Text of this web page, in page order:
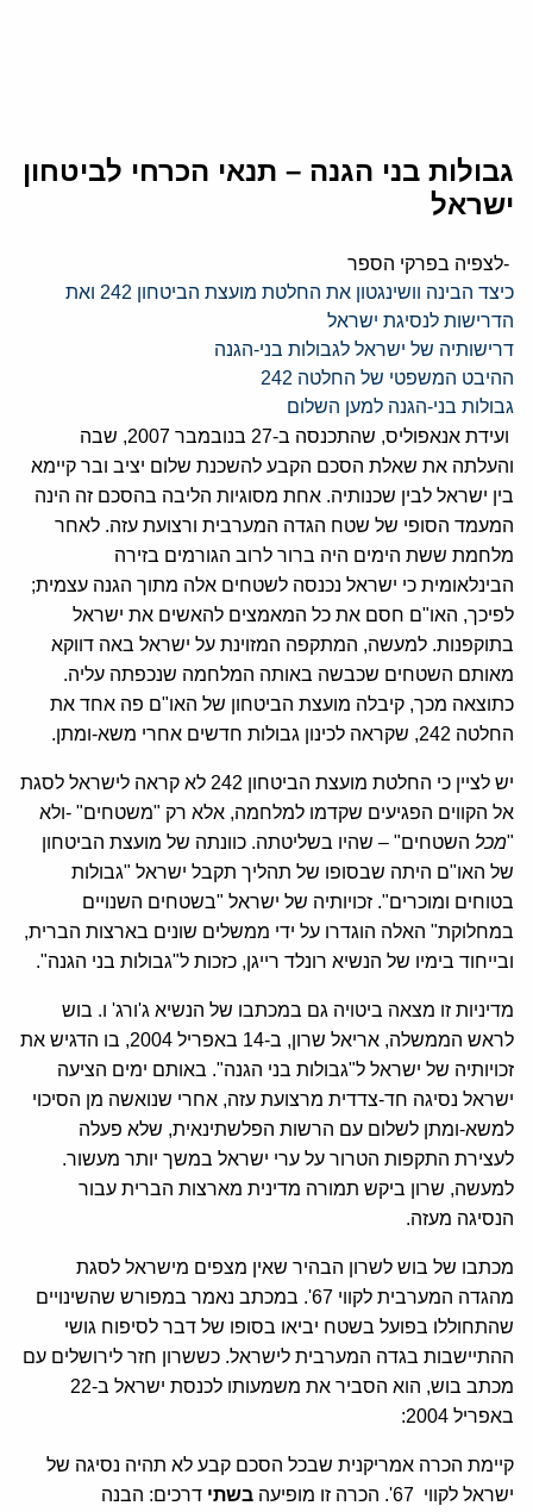
גבולות בני הגנה – תנאי הכרחי לביטחון
ישראל
-לצפיה בפרקי הספר
כיצד הבינה וושינגטון את החלטת מועצת הביטחון 242 ואת
הדרישות לנסיגת ישראל
דרישותיה של ישראל לגבולות בני-הגנה
ההיבט המשפטי של החלטה 242
גבולות בני-הגנה למען השלום
ועידת אנאפוליס, שהתכנסה ב-27 בנובמבר 2007, שבה
והעלתה את שאלת הסכם הקבע להשכנת שלום יציב ובר קיימא
בין ישראל לבין שכנותיה. אחת מסוגיות הליבה בהסכם זה הינה
המעמד הסופי של שטח הגדה המערבית ורצועת עזה. לאחר
מלחמת ששת הימים היה ברור לרוב הגורמים בזירה
הבינלאומית כי ישראל נכנסה לשטחים אלה מתוך הגנה עצמית;
לפיכך, האו"ם חסם את כל המאמצים להאשים את ישראל
בתוקפנות. למעשה, המתקפה המזוינת על ישראל באה דווקא
מאותם השטחים שכבשה באותה המלחמה שנכפתה עליה.
כתוצאה מכך, קיבלה מועצת הביטחון של האו"ם פה אחד את
החלטה 242, שקראה לכינון גבולות חדשים אחרי משא-ומתן.
יש לציין כי החלטת מועצת הביטחון 242 לא קראה לישראל לסגת
אל הקווים הפגיעים שקדמו למלחמה, אלא רק "משטחים" -ולא
"מכל השטחים" – שהיו בשליטתה. כוונתה של מועצת הביטחון
של האו"ם היתה שבסופו של תהליך תקבל ישראל "גבולות
בטוחים ומוכרים". זכויותיה של ישראל "בשטחים השנויים
במחלוקת" האלה הוגדרו על ידי ממשלים שונים בארצות הברית,
ובייחוד בימיו של הנשיא רונלד רייגן, כזכות ל"גבולות בני הגנה".
מדיניות זו מצאה ביטויה גם במכתבו של הנשיא ג'ורג' ו. בוש
לראש הממשלה, אריאל שרון, ב-14 באפריל 2004, בו הדגיש את
זכויותיה של ישראל ל"גבולות בני הגנה". באותם ימים הציעה
ישראל נסיגה חד-צדדית מרצועת עזה, אחרי שנואשה מן הסיכוי
למשא-ומתן לשלום עם הרשות הפלשתינאית, שלא פעלה
לעצירת התקפות הטרור על ערי ישראל במשך יותר מעשור.
למעשה, שרון ביקש תמורה מדינית מארצות הברית עבור
הנסיגה מעזה.
מכתבו של בוש לשרון הבהיר שאין מצפים מישראל לסגת
מהגדה המערבית לקווי 67'. במכתב נאמר במפורש שהשינויים
שהתחוללו בפועל בשטח יביאו בסופו של דבר לסיפוח גושי
ההתיישבות בגדה המערבית לישראל. כששרון חזר לירושלים עם
מכתב בוש, הוא הסביר את משמעותו לכנסת ישראל ב-22
באפריל 2004:
קיימת הכרה אמריקנית שבכל הסכם קבע לא תהיה נסיגה של
ישראל לקווי 67'. הכרה זו מופיעה
בשתי דרכים: הבנה